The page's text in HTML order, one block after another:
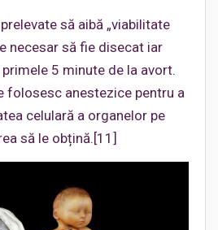
să aibă „viabilitate
necesar să fie disecat iar
5 minute de la avort.
folosesc anestezice pentru a
celulară a organelor pe
să le obțină.[11]